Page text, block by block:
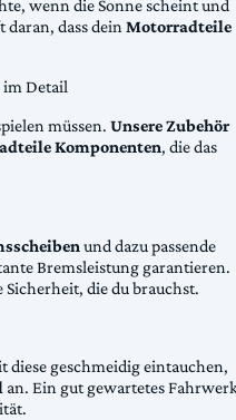
wenn die Sonne scheint und
dass deinMotorradteile
im Detail
müssen. Unsere Zubehör
Komponenten, die das
und dazu passende
Bremsleistung garantieren.
Sicherheit, die du brauchst.
diese geschmeidig eintauchen,
an. Ein gut gewartetes